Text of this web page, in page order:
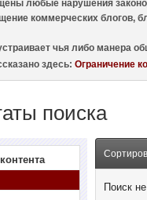
любые нарушения
коммерческих блогов,
чья либо манера
здесь:Ограничение
поиска
Поиск